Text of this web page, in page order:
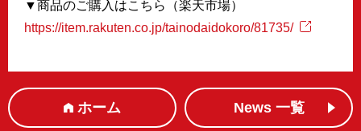
▼商品のご購入はこちら（楽天市場）
https://item.rakuten.co.jp/tainodaidokoro/81735/
ホーム News 一覧